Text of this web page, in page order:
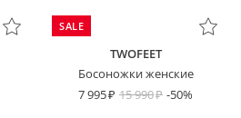
SALE
TWOFEET
Босоножки женские
7 995
15 990 -50%